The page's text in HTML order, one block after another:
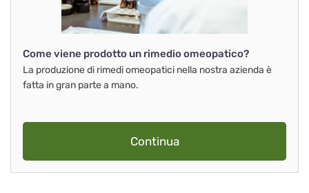
Come viene prodotto un rimedio omeopatico?
La produzione di rimedi omeopatici nella nostra azienda è
fatta in gran parte a mano.
Continua